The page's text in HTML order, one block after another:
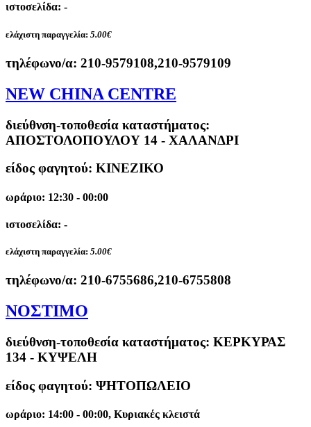
ιστοσελίδα: -
ελάχιστη παραγγελία: 5.00€
τηλέφωνο/α: 210-9579108,210-9579109
NEW CHINA CENTRE
διεύθνση-τοποθεσία καταστήματος:
ΑΠΟΣΤΟΛΟΠΟΥΛΟΥ 14 - ΧΑΛΑΝΔΡΙ
είδος φαγητού: ΚΙΝΕΖΙΚΟ
ωράριο: 12:30 - 00:00
ιστοσελίδα: -
ελάχιστη παραγγελία: 5.00€
τηλέφωνο/α: 210-6755686,210-6755808
ΝΟΣΤΙΜΟ
διεύθνση-τοποθεσία καταστήματος: ΚΕΡΚΥΡΑΣ
134 - ΚΥΨΕΛΗ
είδος φαγητού: ΨΗΤΟΠΩΛΕΙΟ
ωράριο: 14:00 - 00:00, Κυριακές κλειστά